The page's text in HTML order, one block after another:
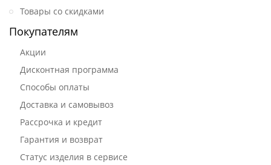
Товары со скидками
Покупателям
Акции
Дисконтная программа
Способы оплаты
Доставка и самовывоз
Рассрочка и кредит
Гарантия и возврат
Статус изделия в сервисе